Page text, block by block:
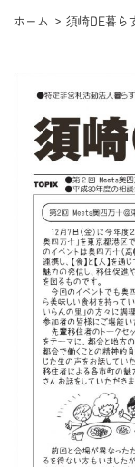
ホーム > 須崎DE暮ら